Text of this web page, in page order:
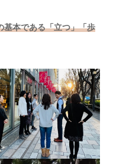
基本である「立つ」「歩